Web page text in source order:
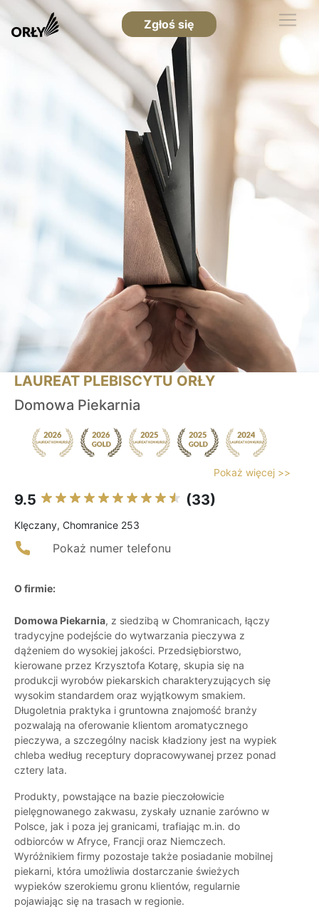
Zgłoś się
LAUREAT PLEBISCYTU ORŁY
Domowa Piekarnia
Pokaż więcej >>
9.5 (33)
Klęczany, Chomranice 253
Pokaż numer telefonu
O firmie:
Domowa Piekarnia, z siedzibą w Chomranicach, łączy
tradycyjne podejście do wytwarzania pieczywa z
dążeniem do wysokiej jakości. Przedsiębiorstwo,
kierowane przez Krzysztofa Kotarę, skupia się na
produkcji wyrobów piekarskich charakteryzujących się
wysokim standardem oraz wyjątkowym smakiem.
Długoletnia praktyka i gruntowna znajomość branży
pozwalają na oferowanie klientom aromatycznego
pieczywa, a szczególny nacisk kładziony jest na wypiek
chleba według receptury dopracowywanej przez ponad
cztery lata.
Produkty, powstające na bazie pieczołowicie
pielęgnowanego zakwasu, zyskały uznanie zarówno w
Polsce, jak i poza jej granicami, trafiając m.in. do
odbiorców w Afryce, Francji oraz Niemczech.
Wyróżnikiem firmy pozostaje także posiadanie mobilnej
piekarni, która umożliwia dostarczanie świeżych
wypieków szerokiemu gronu klientów, regularnie
pojawiając się na trasach w regionie.